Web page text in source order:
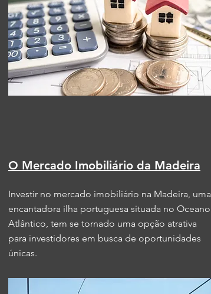
O Mercado Imobiliário da Madeira
Investir no mercado imobiliário na Madeira, uma
encantadora ilha portuguesa situada no Oceano
Atlântico, tem se tornado uma opção atrativa
para investidores em busca de oportunidades
únicas.